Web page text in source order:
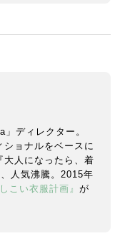
ディレクター。
ョナルをベースに
大人になったら、着
人気沸騰。2015年
こい衣服計画』が